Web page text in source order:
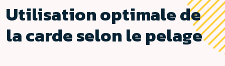
Utilisation optimale de
la carde selon le pelage